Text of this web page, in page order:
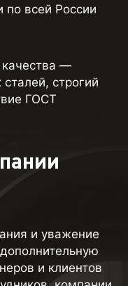
по всей России
—
строгий
ГОСТ
и уважение
и клиентов